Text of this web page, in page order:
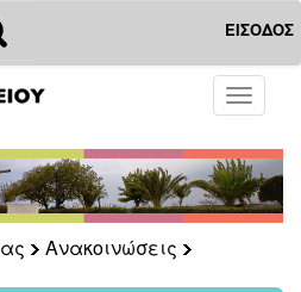
ΕΙΣΟΔΟΣ
Toggle
Ανακοινώσεις